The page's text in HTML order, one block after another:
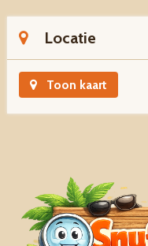
Locatie
Toon kaart